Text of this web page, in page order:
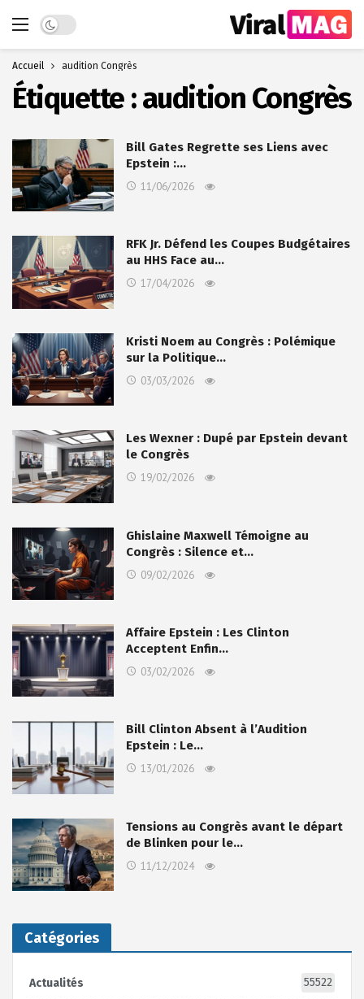
Dark mode
Accueil audition Congrès
Étiquette :audition Congrès
Bill Gates Regrette ses Liens avec
Epstein :…
11/06/2026
RFK Jr. Défend les Coupes Budgétaires
au HHS Face au…
17/04/2026
Kristi Noem au Congrès : Polémique
sur la Politique…
03/03/2026
Les Wexner : Dupé par Epstein devant
le Congrès
19/02/2026
Ghislaine Maxwell Témoigne au
Congrès : Silence et…
09/02/2026
Affaire Epstein : Les Clinton
Acceptent Enfin…
03/02/2026
Bill Clinton Absent à l’Audition
Epstein : Le…
13/01/2026
Tensions au Congrès avant le départ
de Blinken pour le…
11/12/2024
Catégories
Actualités 55522